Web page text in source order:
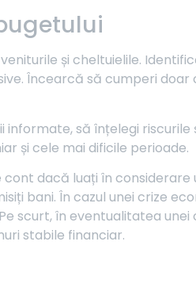
și cheltuielile.
Încearcă să cumperi
să înțelegi
și cele mai dificile perioade.
dacă luați în
bani. În cazul unei crize
scurt, în eventualitatea
stabile financiar.